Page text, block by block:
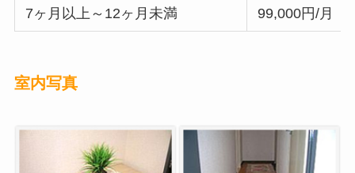
7ヶ月以上～12ヶ月未満
99,000円/月
室内写真